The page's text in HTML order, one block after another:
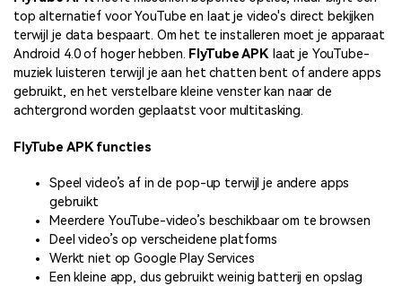
top alternatief voor YouTube en laat je video's direct bekijken
terwijl je data bespaart. Om het te installeren moet je apparaat
Android 4.0 of hoger hebben. FlyTube APKlaat je YouTube-
muziek luisteren terwijl je aan het chatten bent of andere apps
gebruikt, en het verstelbare kleine venster kan naar de
achtergrond worden geplaatst voor multitasking.
FlyTube APK functies
Speel video’s af in de pop-up terwijl je andere apps
gebruikt
Meerdere YouTube-video’s beschikbaar om te browsen
Deel video’s op verscheidene platforms
Werkt niet op Google Play Services
Een kleine app, dus gebruikt weinig batterij en opslag